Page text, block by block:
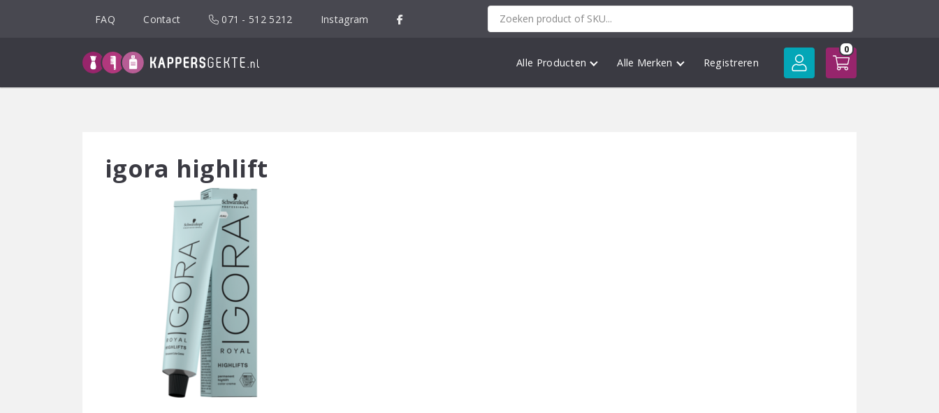
FAQ Contact 071 - 512 5212 Instagram
Alle Producten Alle Merken Registreren
0
igora highlift